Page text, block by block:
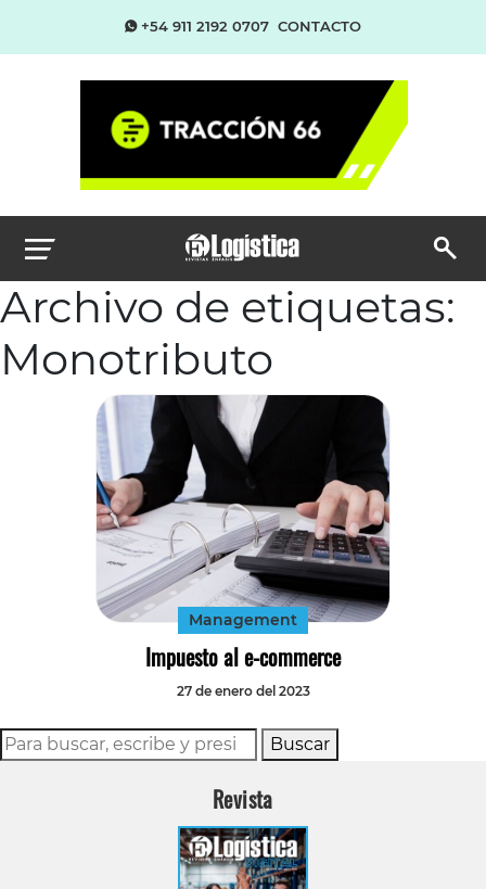
+54 911 2192 0707 CONTACTO
Archivo de etiquetas:
Monotributo
Management
Impuesto al e-commerce
27 de enero del 2023
Buscar
Revista